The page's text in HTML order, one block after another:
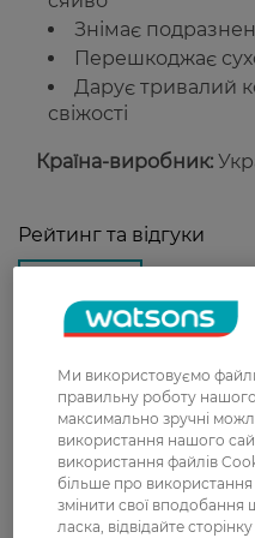
Знімає
Перешкоджає
Дарує тривалий
свіжості
Країна-виробник:
Рейтинг та відгуки
0
З 0 відгуків
0
Доставка
Нова пошта
У відділення Нової
Ми використовуємо
правильну роботу
максимально зручні
використання нашого
використання файлів
більше про
змінити свої
ласка, відвідайте сторінку